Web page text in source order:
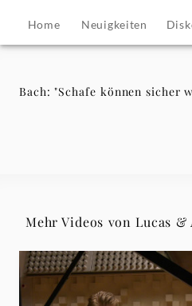
sicher
weiden",
BWV
Arthur
Home Neuigkeiten
Bach: "Schafe können sicher
Mehr Videos von Lucas &